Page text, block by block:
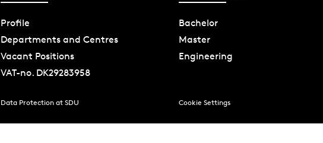
Profile
Departments and Centres
Vacant Positions
VAT-no. DK29283958
Bachelor
Master
Engineering
Data Protection at SDU Cookie Settings